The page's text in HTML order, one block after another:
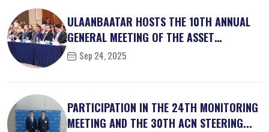
ULAANBAATAR HOSTS THE 10TH ANNUAL
GENERAL MEETING OF THE ASSET
RECOVER...
Sep 24, 2025
PARTICIPATION IN THE 24TH MONITORING
MEETING AND THE 30TH ACN STEERING...